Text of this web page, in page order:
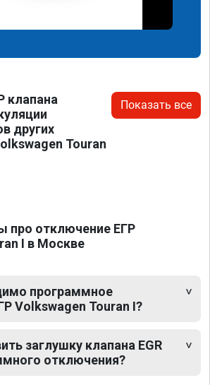
клапана
других
Touran
Показать все
про отключение ЕГР
I в Москве
программное
Volkswagen Touran I?
заглушку клапана EGR
отключения?